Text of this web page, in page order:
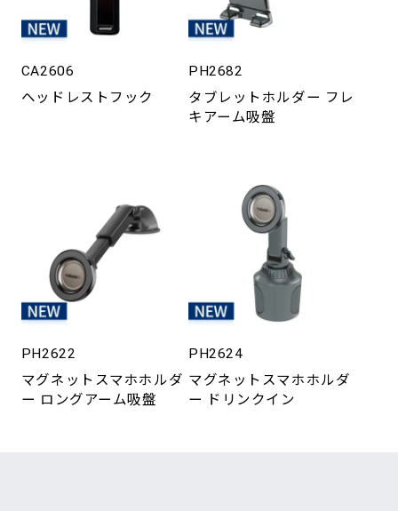
CA2606
ヘッドレストフック
PH2682
タブレットホルダー フレ
キアーム吸盤
PH2622
マグネットスマホホルダ
ー ロングアーム吸盤
PH2624
マグネットスマホホルダ
ー ドリンクイン